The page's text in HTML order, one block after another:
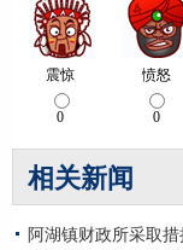
相关新闻
阿湖镇财政所采取